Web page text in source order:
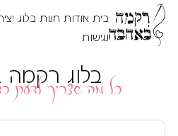
בית אודות חנות בלוג
נגישות
בלוג
כל מה שצריך